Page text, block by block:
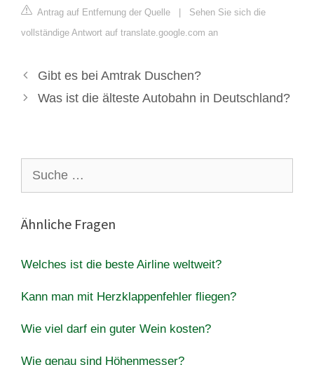
Antrag auf Entfernung der Quelle | Sehen Sie sich die
vollständige Antwort auf translate.google.com an
Gibt es bei Amtrak Duschen?
Was ist die älteste Autobahn in Deutschland?
nach:
Ähnliche Fragen
Welches ist die beste Airline weltweit?
Kann man mit Herzklappenfehler fliegen?
Wie viel darf ein guter Wein kosten?
Wie genau sind Höhenmesser?